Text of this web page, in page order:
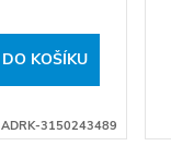
DO KOŠÍKU
ADRK-3150243489